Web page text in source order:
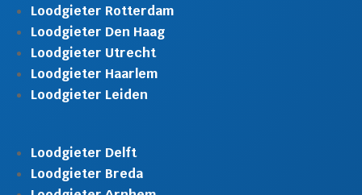
Loodgieter Rotterdam
Loodgieter Den Haag
Loodgieter Utrecht
Loodgieter Haarlem
Loodgieter Leiden
Loodgieter Delft
Loodgieter Breda